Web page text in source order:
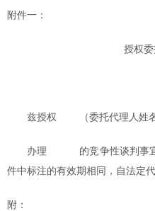
附件一：
授权
兹授权 （委托代理人姓
办理
的竞争性谈判事
件中标注的有效期相同，自法定
附：